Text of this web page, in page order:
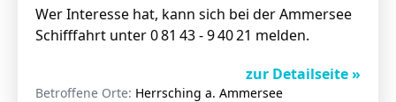
Wer Interesse hat, kann sich bei der Ammersee
Schifffahrt unter 0 81 43 - 9 40 21 melden.
zur Detailseite »
Betroffene Orte: Herrsching a. Ammersee